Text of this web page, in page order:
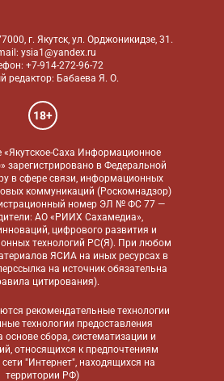
г. Якутск, ул. Орджоникидзе, 31.
ysia1@yandex.ru
+7-914-272-96-72
редактор: Бабаева Я. О.
18+
«Якутское-Саха Информационное
зарегистрировано в Федеральной
в сфере связи, информационных
коммуникаций (Роскомнадзор)
номер ЭЛ № ФС 77 —
АО «РИИХ Сахамедиа»,
цифрового развития и
технологий РС(Я). При любом
ЯСИА на иных ресурсах в
на источник обязательна
цитирования).
рекомендательные технологии
технологии предоставления
сбора, систематизации и
относящихся к предпочтениям
"Интернет", находящихся на
территории РФ)